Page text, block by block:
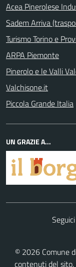
Acea Pinerolese
Sadem Arriva
Turismo Torino e
ARPA Piemonte
Pinerolo e le Valli
Valchisone.it
Piccola Grande Italia
UN GRAZIE A...
© 2026Comune
contenuti del